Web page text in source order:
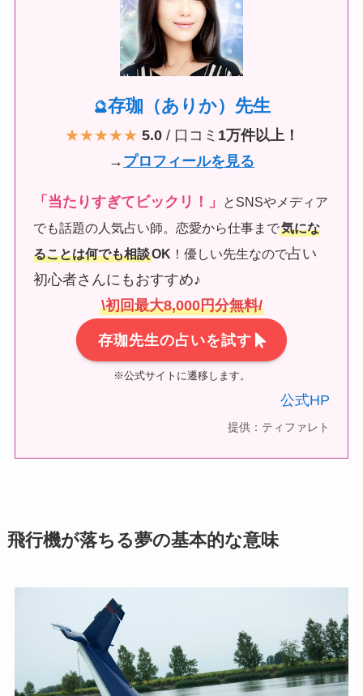
🔮存珈（ありか）先生
★★★★★ 5.0/ 口コミ 1万件以上！
→ プロフィールを見る
「当たりすぎてビックリ！」
とSNSやメディア
でも話題の人気占い師。恋愛から仕事まで気にな
ることは何でも相談OK ！優しい先生なので占い
初心者さんにもおすすめ♪
\初回最大8,000円分無料/
存珈先生の占いを試す
※公式サイトに遷移します。
公式HP
提供：ティファレト
飛行機が落ちる夢の基本的な意味